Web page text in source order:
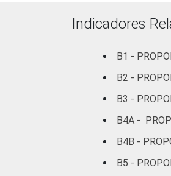
¹ Base: 725
Fonte: NIC.br
Indicadores
B1 -
B2 -
B3 -
B4A -
B4B -
B5 -